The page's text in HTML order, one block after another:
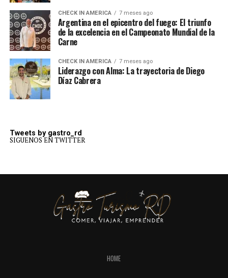
CHECK IN AMERICA 7 meses ago
Argentina en el epicentro del fuego: El triunfo
de la excelencia en el Campeonato Mundial de la
Carne
CHECK IN AMERICA 7 meses ago
Liderazgo con Alma: La trayectoria de Diego
Díaz Cabrera
Tweets by gastro_rd
SIGUENOS EN TWITTER
HOME